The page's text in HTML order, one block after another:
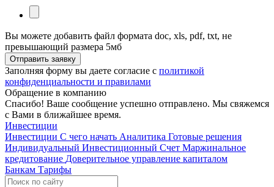
Вы можете добавить файл формата doc, xls, pdf, txt, не
превышающий размера 5мб
Отправить заявку
Заполняя форму вы даете согласие с политикой
конфиденциальности и правилами
Обращение в компанию
Спасибо! Ваше сообщение успешно отправлено. Мы свяжемся
с Вами в ближайшее время.
Инвестиции
Инвестиции С чего начать Аналитика Готовые решения
Индивидуальный Инвестиционный Счет Маржинальное
кредитование Доверительное управление капиталом
Банкам Тарифы